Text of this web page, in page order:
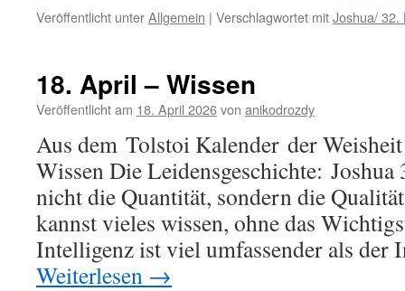
Veröffentlicht unterAllgemein | Verschlagwortet mitJoshua/ 32.
18. April – Wissen
Veröffentlicht am 18. April 2026von anikodrozdy
Aus dem Tolstoi Kalender der
Wissen Die Leidensgeschichte:
nicht die Quantität, sondern die
kannst vieles wissen, ohne das
Intelligenz ist viel umfassender als
Weiterlesen →